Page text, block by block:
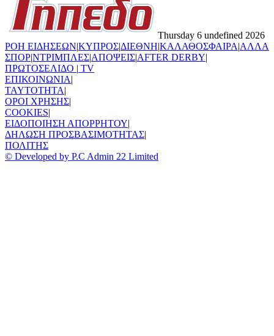
Thursday 6 undefined 2026
ΡΟΗ ΕΙΔΗΣΕΩΝ|ΚΥΠΡΟΣ|ΔΙΕΘΝΗ|ΚΑΛΑΘΟΣΦΑΙΡΑ|ΑΛΛΑ
ΣΠΟΡ|ΝΤΡΙΜΠΛΕΣ|ΑΠΟΨΕΙΣ|AFTER DERBY|
ΠΡΩΤΟΣΕΛΙΔΟ | TV
ΕΠΙΚΟΙΝΩΝΙΑ|
TAYTOTHTA|
ΟΡΟΙ ΧΡΗΣΗΣ|
COOKIES|
ΕΙΔΟΠΟΙΗΣΗ ΑΠΟΡΡΗΤΟΥ|
ΔΗΛΩΣΗ ΠΡΟΣΒΑΣΙΜΟΤΗΤΑΣ|
ΠΟΛΙΤΗΣ
© Developed by P.C Admin 22 Limited